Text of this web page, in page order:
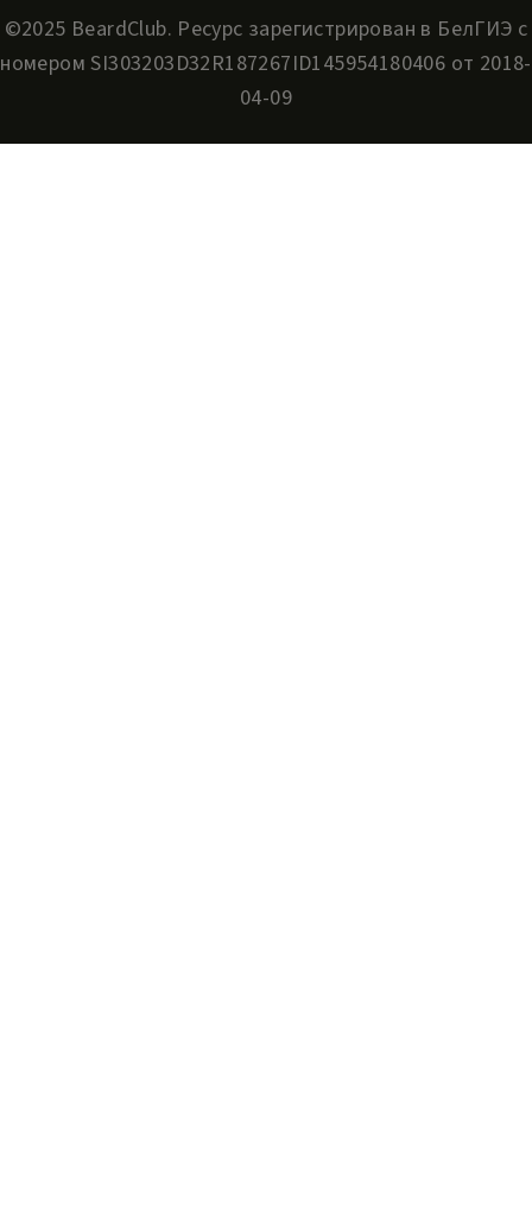
©2025 BeardClub. Ресурс зарегистрирован в БелГИЭ с
номером SI303203D32R187267ID145954180406 от ‎2018-
04-09